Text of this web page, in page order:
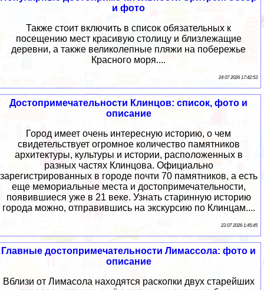
и фото
Также стоит включить в список обязательных к
посещению мест красивую столицу и близлежащие
деревни, а также великолепные пляжи на побережье
Красного моря....
24 07 2026 17:42:53
Достопримечательности Клинцов: список, фото и
описание
Город имеет очень интересную историю, о чем
свидетельствует огромное количество памятников
архитектуры, культуры и истории, расположенных в
разных частях Клинцова. Официально
зарегистрированных в городе почти 70 памятников, а есть
еще мемориальные места и достопримечательности,
появившиеся уже в 21 веке. Узнать старинную историю
города можно, отправившись на экскурсию по Клинцам....
23 07 2026 1:45:45
Главные достопримечательности Лимассола: фото и
описание
Вблизи от Лимасола находятся раскопки двух старейших